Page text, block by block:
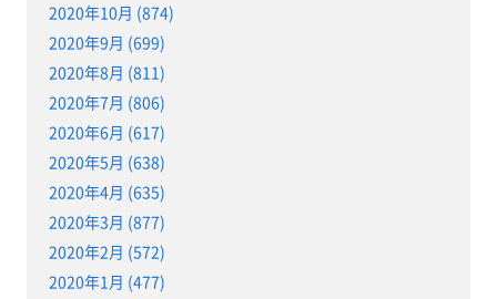
2020年10月 (874)
2020年9月 (699)
2020年8月 (811)
2020年7月 (806)
2020年6月 (617)
2020年5月 (638)
2020年4月 (635)
2020年3月 (877)
2020年2月 (572)
2020年1月 (477)